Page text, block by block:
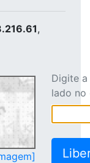
,
Digite
lado no